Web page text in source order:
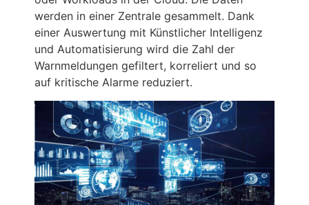
werden in einer Zentrale gesammelt. Dank
einer Auswertung mit Künstlicher Intelligenz
und Automatisierung wird die Zahl der
Warnmeldungen gefiltert, korreliert und so
auf kritische Alarme reduziert.